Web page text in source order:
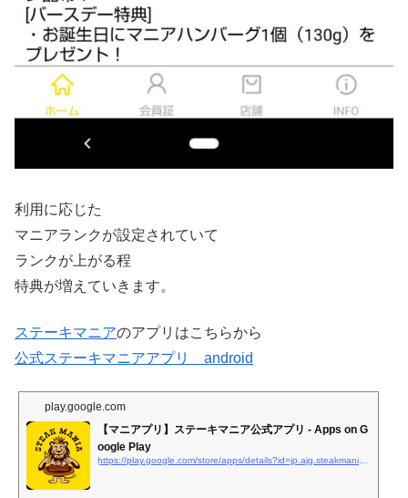
利用に応じた
マニアランクが設定されていて
ランクが上がる程
特典が増えていきます。
ステーキマニアのアプリはこちらから
公式ステーキマニアアプリ android
play.google.com
【マニアプリ】ステーキマニア公式アプリ - Apps on G
oogle Play
https://play.google.com/store/apps/details?id=jp.ajg.steakmania&#038;hl=ja&#038;gl=US